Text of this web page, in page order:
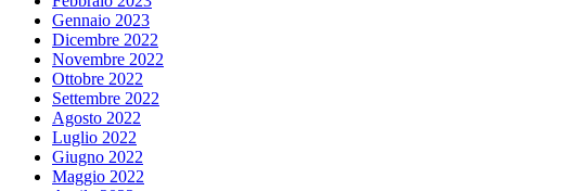
Gennaio 2023
Dicembre 2022
Novembre 2022
Ottobre 2022
Settembre 2022
Agosto 2022
Luglio 2022
Giugno 2022
Maggio 2022